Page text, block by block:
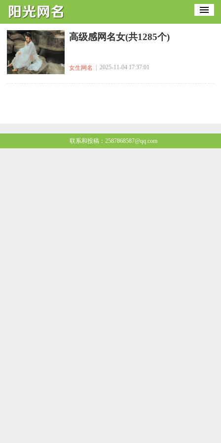
高级感网名女(共1285个)
女生网名 | 2025-11-04 17:37:01
联系和投稿：2587868587@qq.com